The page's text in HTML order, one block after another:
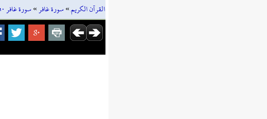
القرآن الكريم»سورة غافر»سورة غافر ٦٠